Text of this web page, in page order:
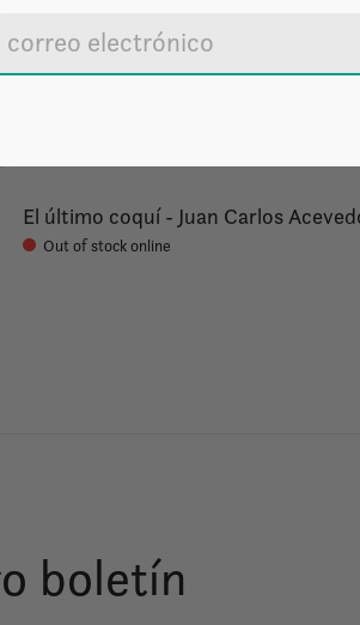
El último coquí - Juan Carlos
Out of stock online
boletín